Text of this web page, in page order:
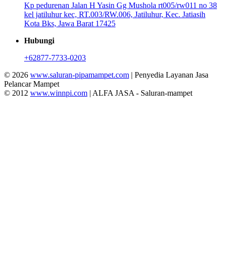
Kp pedurenan Jalan H Yasin Gg Mushola rt005/rw011 no 38
kel jatiluhur kec, RT.003/RW.006, Jatiluhur, Kec. Jatiasih
Kota Bks, Jawa Barat 17425
Hubungi
+62877-7733-0203
© 2026 www.saluran-pipamampet.com | Penyedia Layanan Jasa
Pelancar Mampet
© 2012 www.winnpi.com | ALFA JASA - Saluran-mampet